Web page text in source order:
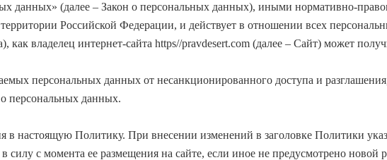
данных» (далее – Закон о персональных данных), иными нормативно-
Российской Федерации, и действует в отношении всех
как владелец интернет-сайта https//pravdesert.com (далее – Сайт) может
персональных данных от несанкционированного доступа и
персональных данных.
в настоящую Политику. При внесении изменений в заголовке Политики
силу с момента ее размещения на сайте, если иное не предусмотрено новой